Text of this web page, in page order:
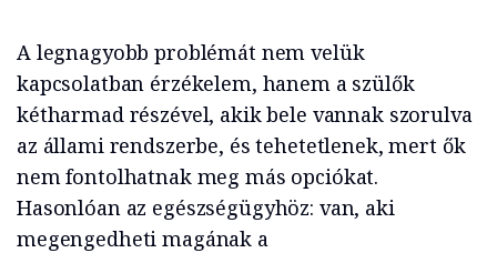
A legnagyobb problémát nem velük
kapcsolatban érzékelem, hanem a szülők
kétharmad részével, akik bele vannak szorulva
az állami rendszerbe, és tehetetlenek, mert ők
nem fontolhatnak meg más opciókat.
Hasonlóan az egészségügyhöz: van, aki
megengedheti magának a